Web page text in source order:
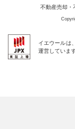
不動産売却・
イエウールは
運営しています